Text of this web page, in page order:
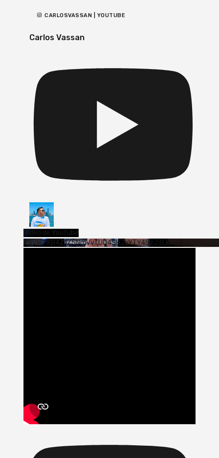
CARLOSVASSAN | YOUTUBE
Carlos Vassan
Vídeo de YouTube